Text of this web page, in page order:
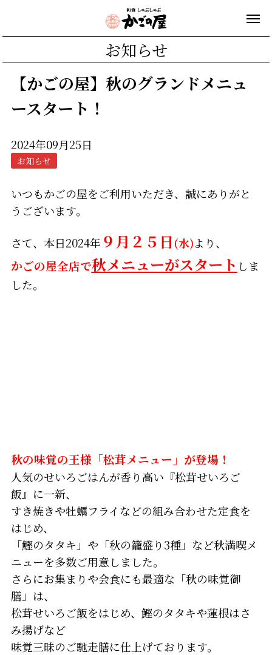
お知らせ
【かごの屋】秋のグランドメニュ
ースタート！
2024年09月25日
お知らせ
いつもかごの屋をご利用いただき、誠にありがと
うございます。
さて、本日2024年 ９月２５日(水)より、
かごの屋全店で秋メニューがスタート しま
した。
秋の味覚の王様「松茸メニュー」が登場！
人気のせいろごはんが香り高い『松茸せいろご
飯』に一新、
すき焼きや牡蠣フライなどの組み合わせた定食を
はじめ、
「鰹のタタキ」や「秋の籠盛り3種」など秋満喫メ
ニューを多数ご用意しました。
さらにお集まりや会食にも最適な「秋の味覚御
膳」は、
松茸せいろご飯をはじめ、鰹のタタキや蓮根はさ
み揚げなど
味覚三昧のご馳走膳に仕上げております。